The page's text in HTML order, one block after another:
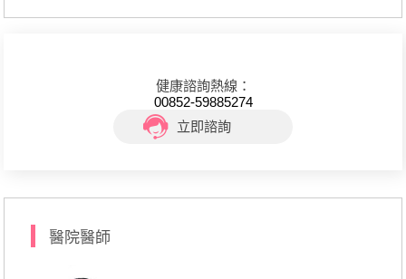
健康諮詢熱線：
00852-59885274
立即諮詢
醫院醫師